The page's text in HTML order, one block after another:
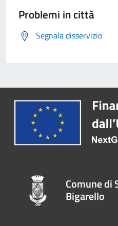
Problemi in città
Segnala disservizio
Comune di
Bigarello